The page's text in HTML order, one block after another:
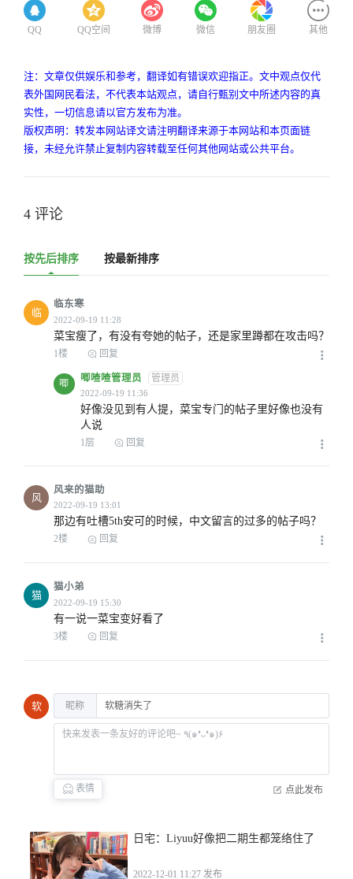
QQ QQ空间 微博 微信 朋友圈 其他
注：文章仅供娱乐和参考，翻译如有错误欢迎指正。文中观点仅代
表外国网民看法，不代表本站观点，请自行甄别文中所述内容的真
实性，一切信息请以官方发布为准。
版权声明：转发本网站译文请注明翻译来源于本网站和本页面链
接，未经允许禁止复制内容转载至任何其他网站或公共平台。
4 评论
按先后排序 按最新排序
临
临东寒
菜宝瘦了，有没有夸她的帖子，还是家里蹲都在攻击吗？
1楼 回复
唧
唧喳喳管理员 管理员
2022-09-19 11:36
好像没见到有人提，菜宝专门的帖子里好像也没有
人说
1层 回复
风
风来的猫助
那边有吐槽5th安可的时候，中文留言的过多的帖子吗？
2楼 回复
猫
猫小弟
有一说一菜宝变好看了
3楼 回复
软 昵称
表情 点此发布
日宅：Liyuu好像把二期生都笼络住了
2022-12-01 11:27 发布